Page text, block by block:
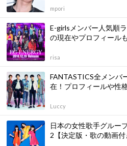
mpori
E-girlsメンバー人気順
の現在やプロフィール
risa
FANTASTICS全メンバ
在！プロフィールや性
Luccy
日本の女性歌手グルー
2【決定版・歌の動画付